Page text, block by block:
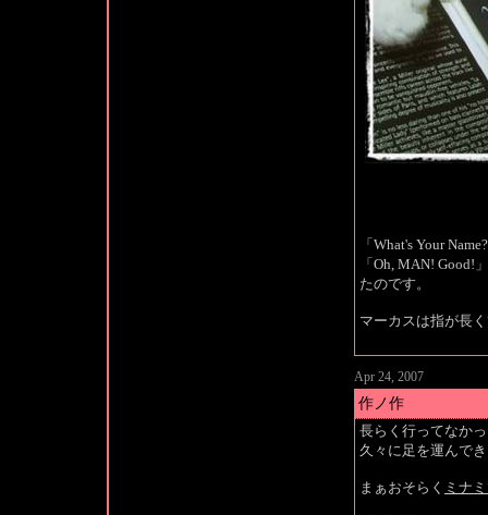
「What's Your
「Oh, MAN! Good!
たのです。
マーカスは指が長
Apr 24, 2007
作ノ作
長らく行ってなか
久々に足を運んで
まぁおそらく ミナ